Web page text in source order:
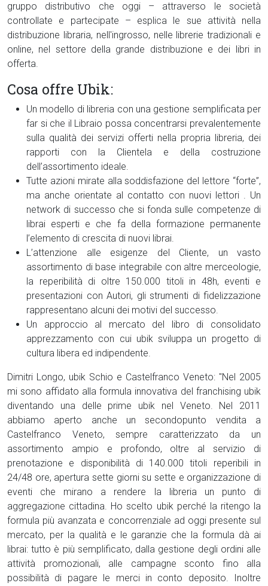
gruppo distributivo che oggi – attraverso le società
controllate e partecipate – esplica le sue attività nella
distribuzione libraria, nell'ingrosso, nelle librerie tradizionali e
online, nel settore della grande distribuzione e dei libri in
offerta.
Cosa offre Ubik:
Un modello di libreria con una gestione semplificata per
far si che il Libraio possa concentrarsi prevalentemente
sulla qualità dei servizi offerti nella propria libreria, dei
rapporti con la Clientela e della costruzione
dell’assortimento ideale.
Tutte azioni mirate alla soddisfazione del lettore “forte”,
ma anche orientate al contatto con nuovi lettori . Un
network di successo che si fonda sulle competenze di
librai esperti e che fa della formazione permanente
l’elemento di crescita di nuovi librai.
L’attenzione alle esigenze del Cliente, un vasto
assortimento di base integrabile con altre merceologie,
la reperibilità di oltre 150.000 titoli in 48h, eventi e
presentazioni con Autori, gli strumenti di fidelizzazione
rappresentano alcuni dei motivi del successo.
Un approccio al mercato del libro di consolidato
apprezzamento con cui ubik sviluppa un progetto di
cultura libera ed indipendente.
Dimitri Longo, ubik Schio e Castelfranco Veneto: "Nel 2005
mi sono affidato alla formula innovativa del franchising ubik
diventando una delle prime ubik nel Veneto. Nel 2011
abbiamo aperto anche un secondopunto vendita a
Castelfranco Veneto, sempre caratterizzato da un
assortimento ampio e profondo, oltre al servizio di
prenotazione e disponibilità di 140.000 titoli reperibili in
24/48 ore, apertura sette giorni su sette e organizzazione di
eventi che mirano a rendere la libreria un punto di
aggregazione cittadina. Ho scelto ubik perché la ritengo la
formula più avanzata e concorrenziale ad oggi presente sul
mercato, per la qualità e le garanzie che la formula dà ai
librai: tutto è più semplificato, dalla gestione degli ordini alle
attività promozionali, alle campagne sconto fino alla
possibilità di pagare le merci in conto deposito. Inoltre